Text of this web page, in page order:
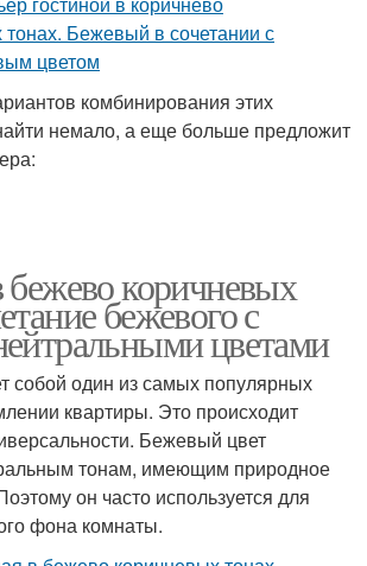
комбинирования этих
немало, а еще больше предложит
бежево коричневых
бежевого с
цветами
собой один из самых популярных
квартиры. Это происходит
Бежевый цвет
тонам, имеющим природное
он часто используется для
фона комнаты.